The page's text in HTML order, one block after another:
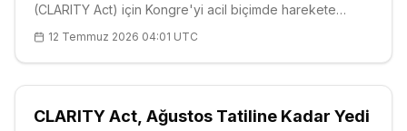
(CLARITY Act) için Kongre'yi acil biçimde harekete
kapanmadan önce yalnızca dar bir pencereyle karşı
karşıya olduğu uyarısında bulu
12 Temmuz 2026 04:01 UTC
CLARITY Act, Ağustos Tatiline Kadar Yedi